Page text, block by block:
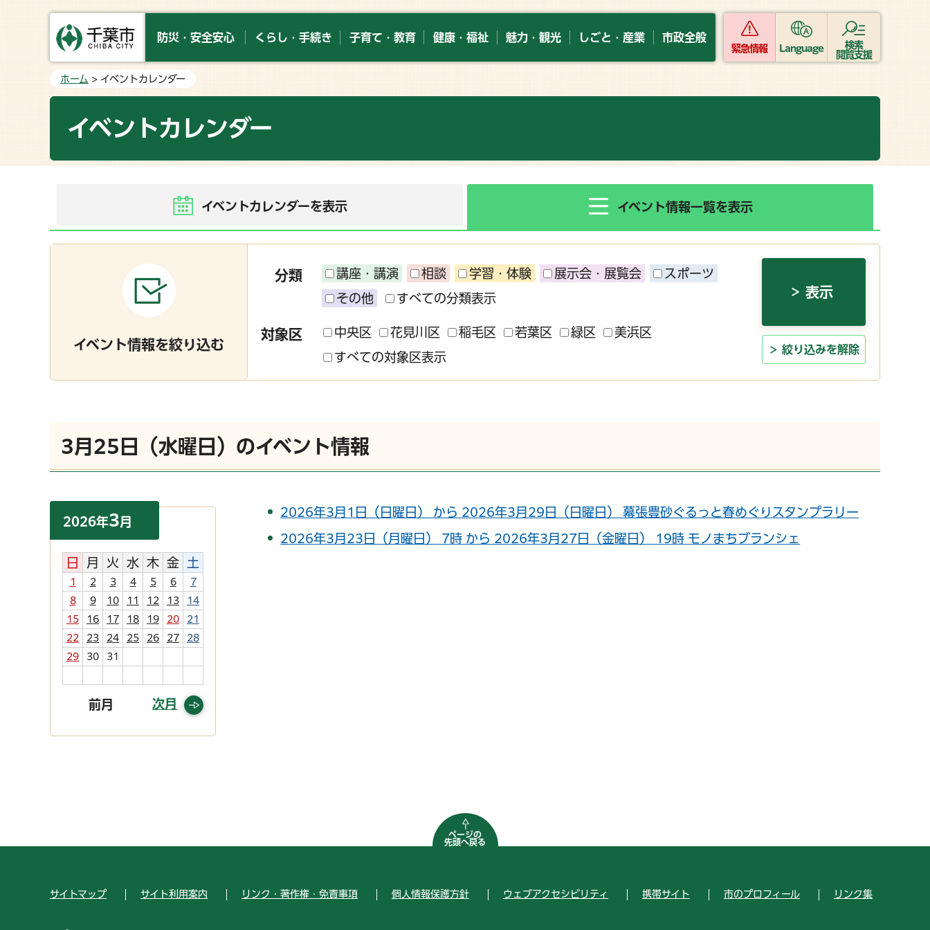
防災・安全安心 くらし・手続き 子育て・教育 健康・福祉 魅力・観光 しごと・産業 市政全般
緊急情報 Language
検索
閲覧支援
ホーム > イベントカレンダー
イベントカレンダー
イベントカレンダーを表示 イベント情報一覧を表示
イベント情報を絞り込む
分類 講座・講演 相談 学習・体験 展示会・展覧会
スポーツ
その他
すべての分類表示
対象区 中央区 花見川区 稲毛区 若葉区 緑区
美浜区
すべての対象区表示
絞り込みを解除
3月25日（水曜日）のイベント情報
2026年3月
日 月 火 水 木 金 土
1 2 3 4 5 6
7
8
9 10 11 12 13
14
15
16 17 18 19 20
21
22
23 24 25 26 27
28
29
30 31
前月 次月
2026年3月1日（日曜日） から 2026年3月29日（日曜日） 幕張豊砂ぐるっと春めぐりスタンプラリー
2026年3月23日（月曜日） 7時 から 2026年3月27日（金曜日） 19時 モノまちブランシェ
ページの
先頭へ戻る
サイトマップ サイト利用案内 リンク・著作権・免責事項 個人情報保護方針 ウェブアクセシビリティ 携帯サイト 市のプロフィール リンク集